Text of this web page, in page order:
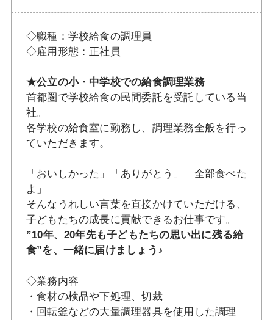
◇職種：学校給食の調理員
◇雇用形態：正社員
★公立の小・中学校での給食調理業務
首都圏で学校給食の民間委託を受託している当
社。
各学校の給食室に勤務し、調理業務全般を行っ
ていただきます。
「おいしかった」「ありがとう」「全部食べた
よ」
そんなうれしい言葉を直接かけていただける、
子どもたちの成長に貢献できるお仕事です。
”10年、20年先も子どもたちの思い出に残る給
食”を、一緒に届けましょう♪
◇業務内容
・食材の検品や下処理、切裁
・回転釜などの大量調理器具を使用した調理